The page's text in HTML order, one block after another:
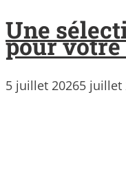
Une
pour votre
5 juillet 20265 juillet